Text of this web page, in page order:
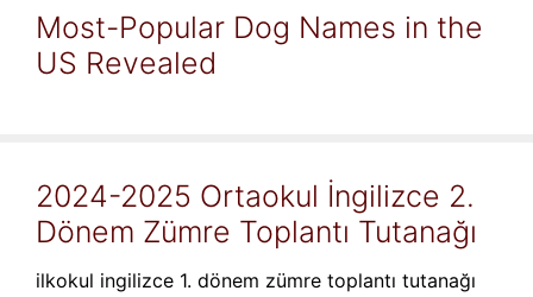
Most-Popular Dog Names in the
US Revealed
2024-2025 Ortaokul İngilizce 2.
Dönem Zümre Toplantı Tutanağı
ilkokul ingilizce 1. dönem zümre toplantı tutanağı